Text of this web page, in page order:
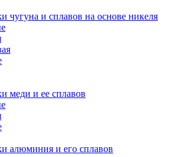
чугуна и сплавов на основе никеля
меди и ее сплавов
алюминия и его сплавов